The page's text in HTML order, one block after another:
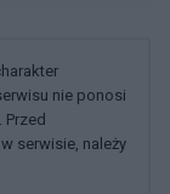
nie ponosi
serwisie, należy